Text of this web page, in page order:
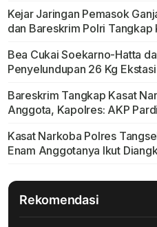
Kejar Jaringan Pemasok
dan Bareskrim Polri Tangkap
Bea Cukai Soekarno-Hatta
Penyelundupan 26 Kg
Bareskrim Tangkap Kasat
Anggota, Kapolres: AKP
Kasat Narkoba Polres
Enam Anggotanya Ikut
Rekomendasi